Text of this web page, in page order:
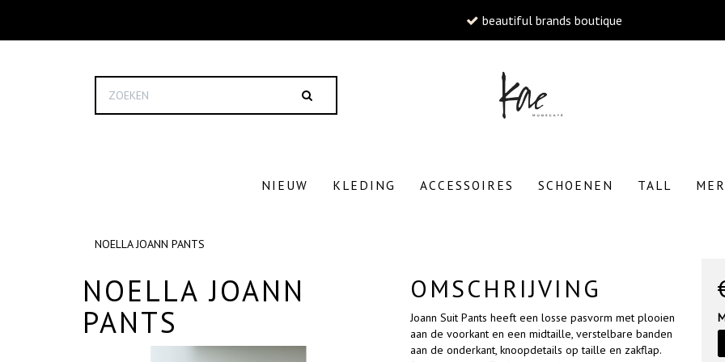
beautiful brands boutique
NIEUW KLEDING ACCESSOIRES SCHOENEN TALL
NOELLA JOANN PANTS
NOELLA JOANN
PANTS
OMSCHRIJVING
Joann Suit Pants heeft een losse pasvorm met plooien
aan de voorkant en een midtaille, verstelbare banden
aan de onderkant, knoopdetails op taille en zakflap.